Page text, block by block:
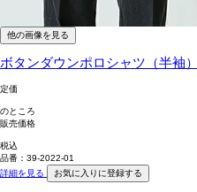
他の画像を見る
ボタンダウンポロシャツ（半袖
定価
のところ
販売価格
税込
品番：39-2022-01
詳細を見る
お気に入りに登録する